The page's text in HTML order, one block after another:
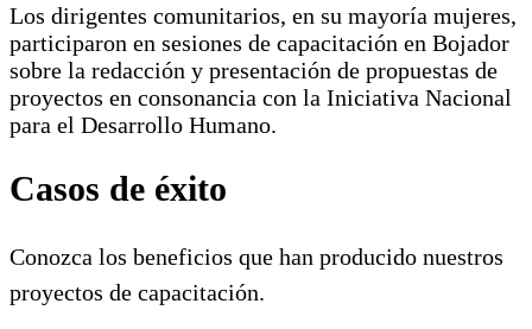
Los dirigentes comunitarios, en su mayoría mujeres,
participaron en sesiones de capacitación en Bojador
sobre la redacción y presentación de propuestas de
proyectos en consonancia con la Iniciativa Nacional
para el Desarrollo Humano.
Casos de éxito
Conozca los beneficios que han producido nuestros
proyectos de capacitación.